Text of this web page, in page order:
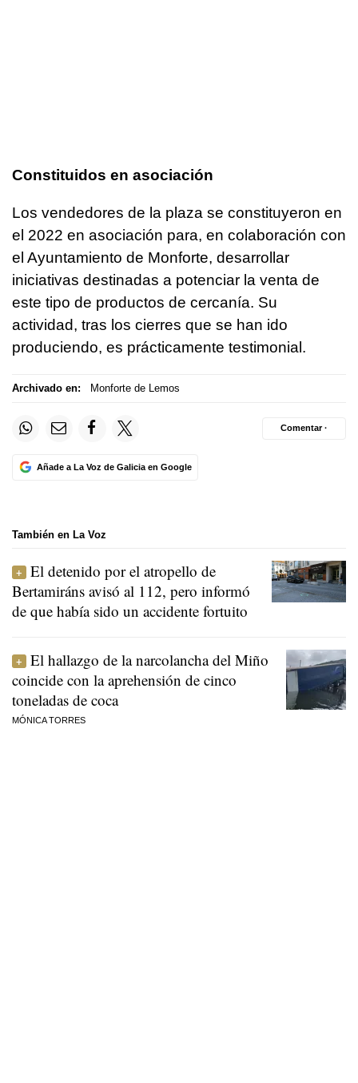
Constituidos en asociación
Los vendedores de la plaza se constituyeron en
el 2022 en asociación para, en colaboración con
el Ayuntamiento de Monforte, desarrollar
iniciativas destinadas a potenciar la venta de
este tipo de productos de cercanía. Su
actividad, tras los cierres que se han ido
produciendo, es prácticamente testimonial.
Archivado en: Monforte de Lemos
Añade a La Voz de Galicia en Google
Comentar ·
También en La Voz
El detenido por el atropello de
Bertamiráns avisó al 112, pero informó
de que había sido un accidente fortuito
El hallazgo de la narcolancha del Miño
coincide con la aprehensión de cinco
toneladas de coca
MÓNICA TORRES